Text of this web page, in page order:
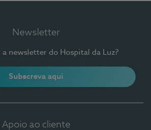
Newsletter
a newsletter do Hospital da Luz?
Subscreva aqui
Apoio ao cliente